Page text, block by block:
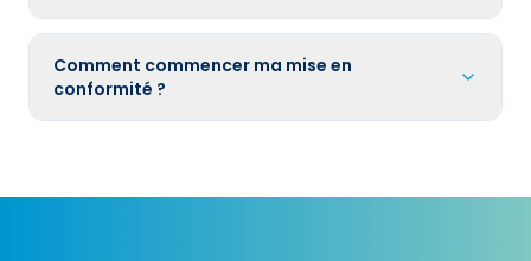
Comment commencer ma mise en
conformité ?